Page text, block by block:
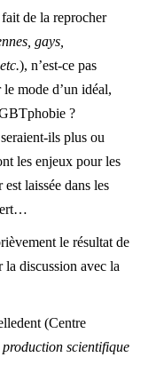
de la reprocher
gays,
), n’est-ce pas
mode d’un idéal,
?
ils plus ou
les enjeux pour les
laissée dans les
le résultat de
la discussion avec la
(Centre
production scientifique